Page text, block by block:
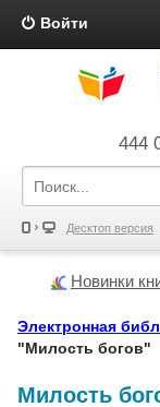
Войти
444
Десктоп версия
Новинки
Электронная
"Милость богов"
Милость